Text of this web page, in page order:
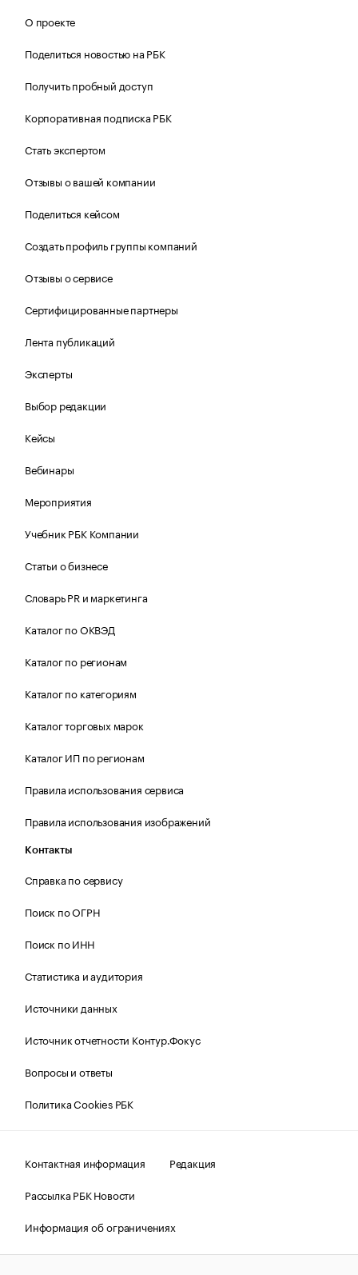
О проекте
Поделиться новостью на РБК
Получить пробный доступ
Корпоративная подписка РБК
Стать экспертом
Отзывы о вашей компании
Поделиться кейсом
Создать профиль группы компаний
Отзывы о сервисе
Сертифицированные партнеры
Лента публикаций
Эксперты
Выбор редакции
Кейсы
Вебинары
Мероприятия
Учебник РБК Компании
Статьи о бизнесе
Словарь PR и маркетинга
Каталог по ОКВЭД
Каталог по регионам
Каталог по категориям
Каталог торговых марок
Каталог ИП по регионам
Правила использования сервиса
Правила использования изображений
Контакты
Справка по сервису
Поиск по ОГРН
Поиск по ИНН
Статистика и аудитория
Источники данных
Источник отчетности Контур.Фокус
Вопросы и ответы
Политика Cookies РБК
Контактная информация
Редакция
Рассылка РБК Новости
Информация об ограничениях
Правовая информация
О соблюдении авторских прав